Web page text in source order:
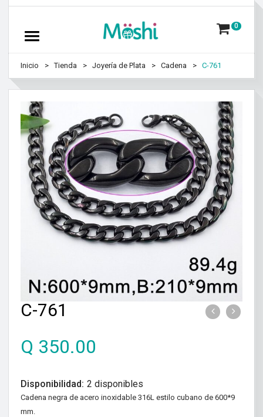
0
Inicio Tienda Joyería de Plata Cadena C-761
C-761
Q 350.00
Disponibilidad: 2 disponibles
Cadena negra de acero inoxidable 316L estilo cubano de 600*9
mm.